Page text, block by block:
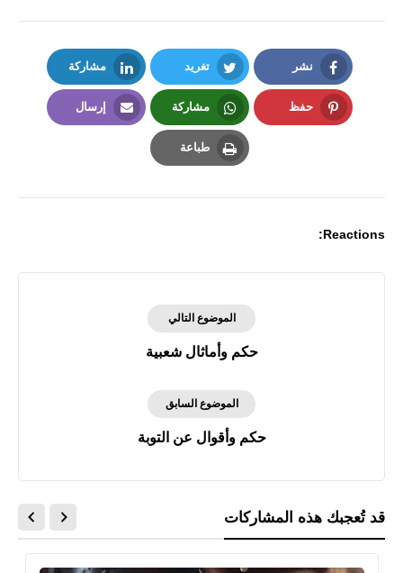
نشر
Facebook
تغريد
Twitter
مشاركة
LinkedIn
حفظ مشاركة
Whatsapp
إرسال
طباعة
Reactions:
الموضوع التالي
حكم وأماثال شعبية
الموضوع السابق
حكم وأقوال عن التوبة
قد تُعجبك هذه المشاركات